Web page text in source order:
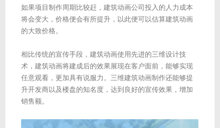
如果项目制作周期比较赶，建筑动画公司投入的人力成本
将会变大，价格便会有所提升，以此便可以估算建筑动画
的大致价格。
相比传统的宣传手段，建筑动画使用先进的三维设计技
术，建筑动画将建成后的效果展现在客户面前，能够实现
任意观看，更加具有说服力。三维建筑动画制作还能够提
升开发商以及楼盘的知名度，达到良好的宣传效果，增加
销售额。